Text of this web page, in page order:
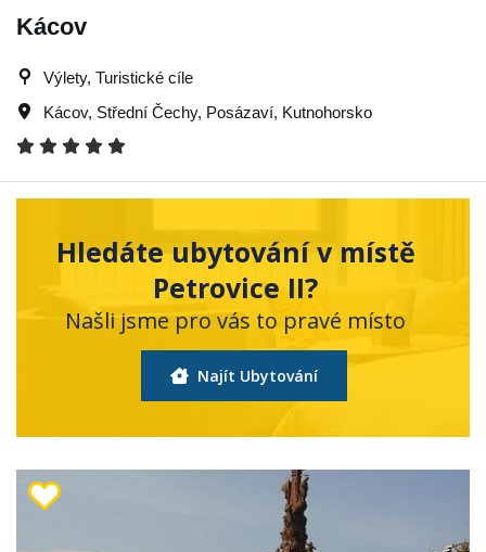
Kácov
Výlety, Turistické cíle
Kácov, Střední Čechy, Posázaví, Kutnohorsko
Hledáte ubytování v místě
Petrovice II?
Našli jsme pro vás to pravé místo
Najít Ubytování